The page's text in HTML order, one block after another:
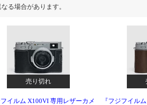
る場合があります。
売り切れ
フイルム X100VI 専用レザーカメ
『フジフイル